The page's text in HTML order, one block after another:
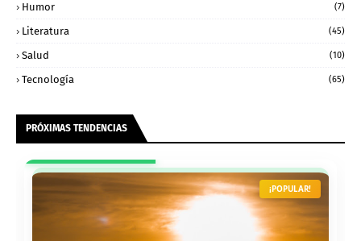
Humor (7)
Literatura (45)
Salud (10)
Tecnología (65)
PRÓXIMAS TENDENCIAS
¡POPULAR!